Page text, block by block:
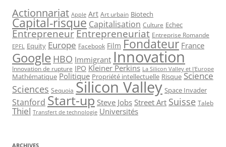
Actionnariat Apple Art Art urbain Biotech
Capital-risque Capitalisation Culture Echec
EntrepreneurEntrepreneuriat Entreprise Romande
EPFL Equity Europe Facebook Film Fondateur France
Google HBO Immigrant Innovation
Innovation de rupture IPO Kleiner Perkins La Silicon Valley et l'Europe
Mathématique Politique Propriété intellectuelle Risque Science
Sciences Sequoia Silicon Valley Space Invader
Stanford Start-up Steve Jobs Street Art Suisse Taleb
Thiel Transfert de technologie Universités
ARCHIVES